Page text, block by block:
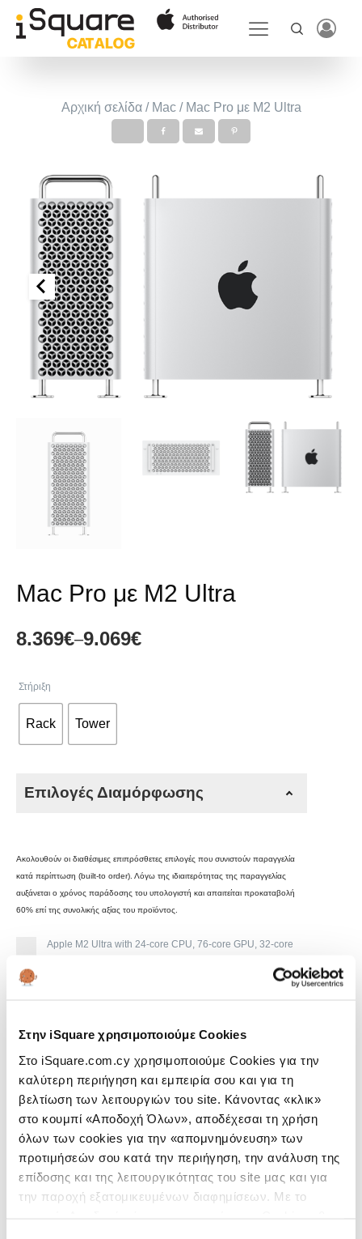
Στην iSquare χρησιμοποιούμε Cookies
Στο iSquare.com.cy χρησιμοποιούμε Cookies για την
καλύτερη περιήγηση και εμπειρία σου και για τη
βελτίωση των λειτουργιών του site. Κάνοντας «κλικ»
στο κουμπί «Αποδοχή Όλων», αποδέχεσαι τη χρήση
όλων των cookies για την «απομνημόνευση» των
προτιμήσεών σου κατά την περιήγηση, την ανάλυση της
επίδοσης και της λειτουργικότητας του site μας και για
την παροχή εξατομικευμένων διαφημίσεων. Με το
Αρχική σελίδα/ Mac/ Mac Pro με M2 Ultra
Mac Pro με M2 Ultra
8.369€–9.069€
Price
8.369€
through
Στήριξη
Rack Tower
Επιλογές Διαμόρφωσης
Ακολουθούν οι διαθέσιμες επιπρόσθετες επιλογές που συνιστούν παραγγελία
κατά περίπτωση (built-to order). Λόγω της ιδιαιτερότητας της παραγγελίας
αυξάνεται ο χρόνος παράδοσης του υπολογιστή και απαιτείται προκαταβολή
60% επί της συνολικής αξίας του προϊόντος.
Apple M2 Ultra with 24-core CPU, 76-core GPU, 32-core
Δίσκος SSD
Trackpad